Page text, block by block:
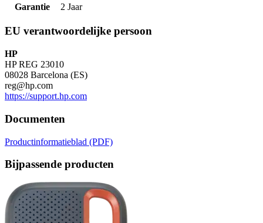
Garantie
2 Jaar
EU verantwoordelijke persoon
HP
HP REG 23010
08028 Barcelona (ES)
reg@hp.com
https://support.hp.com
Documenten
Productinformatieblad (PDF)
Bijpassende producten